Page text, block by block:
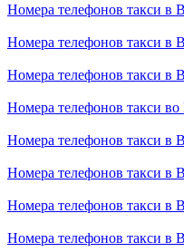
Номера телефонов такси в
Номера телефонов такси в
Номера телефонов такси в
Номера телефонов такси
Номера телефонов такси в
Номера телефонов такси в
Номера телефонов такси в
Номера телефонов такси в